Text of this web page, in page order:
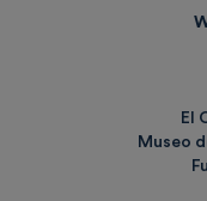
El
Museo